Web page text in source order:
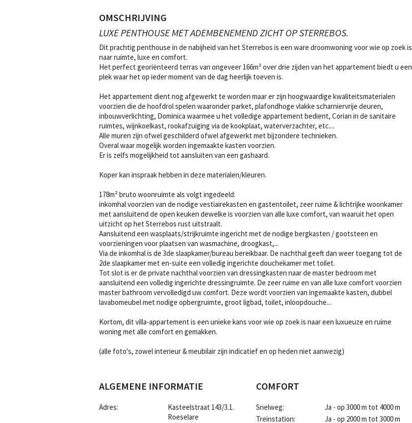
OMSCHRIJVING
LUXE PENTHOUSE MET ADEMBENEMEND ZICHT OP STERREBOS.
Dit prachtig penthouse in de nabijheid van het Sterrebos is een ware droomwoning voor wie op zoek is
naar ruimte, luxe en comfort.
Het perfect georiënteerd terras van ongeveer 166m² over drie zijden van het appartement biedt u een
plek waar het op ieder moment van de dag heerlijk toeven is.
Het appartement dient nog afgewerkt te worden maar er zijn hoogwaardige kwaliteitsmaterialen
voorzien die de hoofdrol spelen waaronder parket, plafondhoge vlakke scharniervrije deuren,
inbouwverlichting, Dominica waarmee u het volledige appartement bedient, Corian in de sanitaire
ruimtes, wijnkoelkast, rookafzuiging via de kookplaat, waterverzachter, etc....
Alle muren zijn ofwel geschilderd ofwel afgewerkt met bijzondere technieken.
Overal waar mogelijk worden ingemaakte kasten voorzien.
Er is zelfs mogelijkheid tot aansluiten van een gashaard.
Koper kan inspraak hebben in deze materialen/kleuren.
178m² bruto woonruimte als volgt ingedeeld:
inkomhal voorzien van de nodige vestiairekasten en gastentoilet, zeer ruime & lichtrijke woonkamer
met aansluitend de open keuken dewelke is voorzien van alle luxe comfort, van waaruit het open
uitzicht op het Sterrebos rust uitstraalt.
Aansluitend een wasplaats/strijkruimte ingericht met de nodige bergkasten / gootsteen en
voorzieningen voor plaatsen van wasmachine, droogkast,...
Via de inkomhal is de 3de slaapkamer/bureau bereikbaar. De nachthal geeft dan weer toegang tot de
2de slaapkamer met en-suite een volledig ingerichte douchekamer met toilet.
Tot slot is er de private nachthal voorzien van dressingkasten naar de master bedroom met
aansluitend een volledig ingerichte dressingruimte. De zeer ruime en van alle luxe comfort voorzien
master bathroom vervolledigd uw comfort. Deze wordt voorzien van ingemaakte kasten, dubbel
lavabomeubel met nodige opbergruimte, groot ligbad, toilet, inloopdouche...
Kortom, dit villa-appartement is een unieke kans voor wie op zoek is naar een luxueuze en ruime
woning met alle comfort en gemakken.
(alle foto's, zowel interieur & meubilair zijn indicatief en op heden niet aanwezig)
ALGEMENE INFORMATIE
Adres:
Kasteelstraat 143/3.1.
Roeselare
COMFORT
Snelweg:
Ja - op 3000 m tot 4000 m
Treinstation:
Ja - op 2000 m tot 3000 m